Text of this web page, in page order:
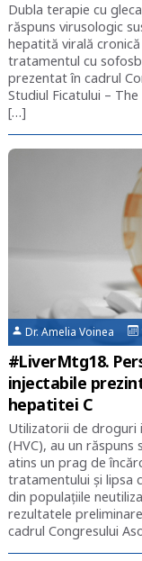
Dubla terapie cu
răspuns virusologic
hepatită virală
tratamentul cu
prezentat în cadrul
Studiul Ficatului –
[…]
Dr. Amelia Voinea
#LiverMtg18.
injectabile
hepatitei C
Utilizatorii de droguri
(HVC), au un
atins un prag de
tratamentului și lipsa
din populațiile
rezultatele
cadrul Congresului